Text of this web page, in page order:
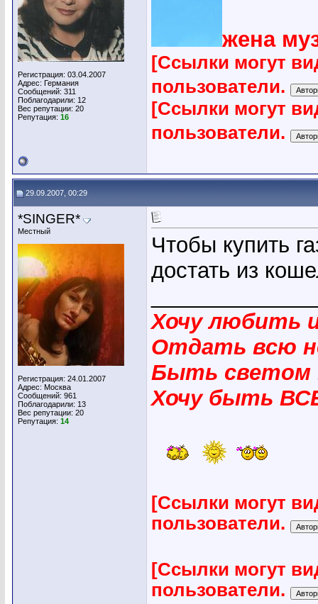
Регистрация: 03.04.2007
Адрес: Германия
Сообщений: 311
Поблагодарили: 12
Вес репутации: 20
Репутация: 16
жена
[Ссылки могут
пользователи.
[Ссылки могут
пользователи.
29.09.2007, 00:29
*SINGER*
Местный
Регистрация: 24.01.2007
Адрес: Москва
Сообщений: 961
Поблагодарили: 13
Вес репутации: 20
Репутация: 14
Чтобы купить
достать из
Хочу любить
Отдать всю
Быть светом
Хочу быть
[Ссылки могут
пользователи.
[Ссылки могут
пользователи.